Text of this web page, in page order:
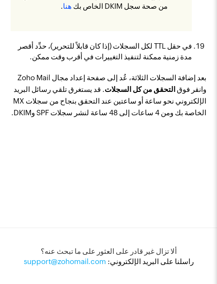
من صحة سجل DKIM الخاص بك
هنا.
في حقل TTL لكل السجلات (إذا كان قابلاً للتحرير)، حدِّد أقصر
مدة زمنية ممكنة لتنفيذ التغييرات في أقرب وقت ممكن.
بعد إضافة السجلات الثلاثة، عُد إلى صفحة إعداد مجال Zoho Mail
وانقر فوق التحقق من كل السجلات. قد يستغرق تلقي رسائل البريد
الإلكتروني نحو ساعة أو ساعتين عند التحقق بنجاح من سجلات MX
الخاصة بك ومن 4 ساعات إلى 48 ساعة لنشر سجلات SPF وDKIM.
ألا تزال غير قادر على العثور على ما تبحث عنه؟
راسلنا على البريد الإلكتروني: support@zohomail.com